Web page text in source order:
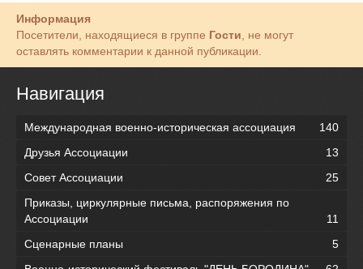
Информация
Посетители, находящиеся в группе Гости , не могут
оставлять комментарии к данной публикации.
Навигация
Международная военно-историческая ассоциация
140
Друзья Ассоциации
13
Совет Ассоциации
25
Приказы, циркулярные письма, распоряжения по
Ассоциации
11
Сценарные планы
5